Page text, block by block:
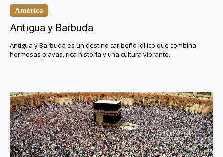
América
Antigua y Barbuda
Antigua y Barbuda es un destino caribeño idílico que combina
hermosas playas, rica historia y una cultura vibrante.